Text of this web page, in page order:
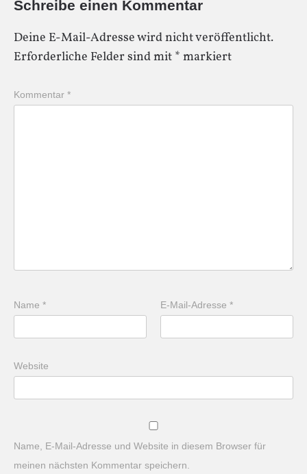
Schreibe einen Kommentar
Deine E-Mail-Adresse wird nicht veröffentlicht.
Erforderliche Felder sind mit * markiert
Kommentar *
Name * E-Mail-Adresse*
Website
Name, E-Mail-Adresse und Website in diesem Browser für
meinen nächsten Kommentar speichern.